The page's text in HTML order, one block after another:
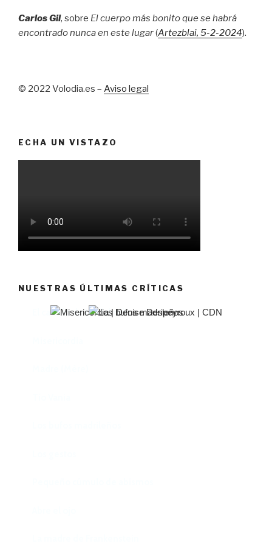
Carlos Gil, sobre El cuerpo más bonito que se habrá
encontrado nunca en este lugar(Artezblai, 5-2-2024).
© 2022 Volodia.es – Aviso legal
ECHA UN VISTAZO
NUESTRAS ÚLTIMAS CRÍTICAS
El castillo de Lindabridis